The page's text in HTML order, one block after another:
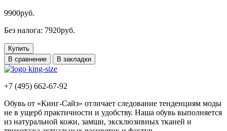
9900руб.
Без налога: 7920руб.
Купить
В сравнение
В закладки
+7 (495) 662-67-92
Обувь от «Кинг-Сайз» отличает следование тенденциям моды
не в ущерб практичности и удобству. Наша обувь выполняется
из натуральной кожи, замши, эксклюзивных тканей и